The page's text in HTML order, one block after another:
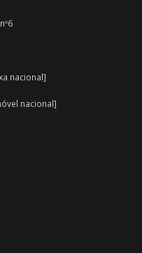
nacional]
nacional]